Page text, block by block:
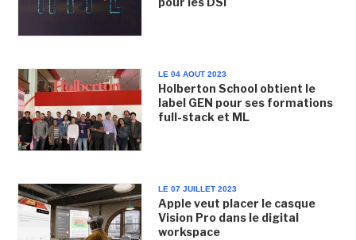
LE 04 AOUT 2023
Holberton School obtient le
label GEN pour ses formations
full-stack et ML
LE 07 JUILLET 2023
Apple veut placer le casque
Vision Pro dans le digital
workspace